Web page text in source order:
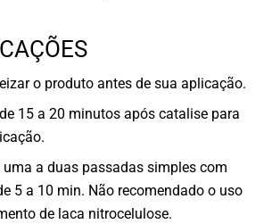
o produto antes de sua aplicação.
15 a 20 minutos após catalise para
uma a duas passadas simples com
5 a 10 min. Não recomendado o uso
de laca nitrocelulose.